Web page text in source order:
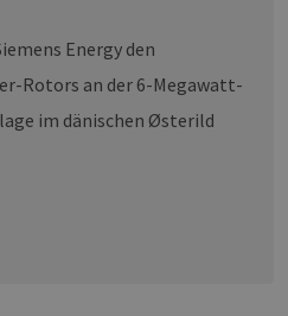
Energy den
Rotors an der 6-Megawatt-
im dänischen Østerild